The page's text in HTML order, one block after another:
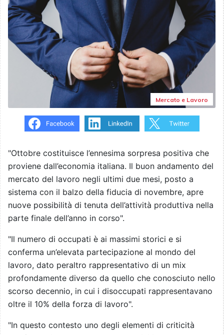
Mercato e Lavoro
"Ottobre costituisce l’ennesima sorpresa positiva che
proviene dall’economia italiana. Il buon andamento del
mercato del lavoro negli ultimi due mesi, posto a
sistema con il balzo della fiducia di novembre, apre
nuove possibilità di tenuta dell’attività produttiva nella
parte finale dell’anno in corso".
"Il numero di occupati è ai massimi storici e si
conferma un’elevata partecipazione al mondo del
lavoro, dato peraltro rappresentativo di un mix
profondamente diverso da quello che conosciuto nello
scorso decennio, in cui i disoccupati rappresentavano
oltre il 10% della forza di lavoro".
"In questo contesto uno degli elementi di criticità